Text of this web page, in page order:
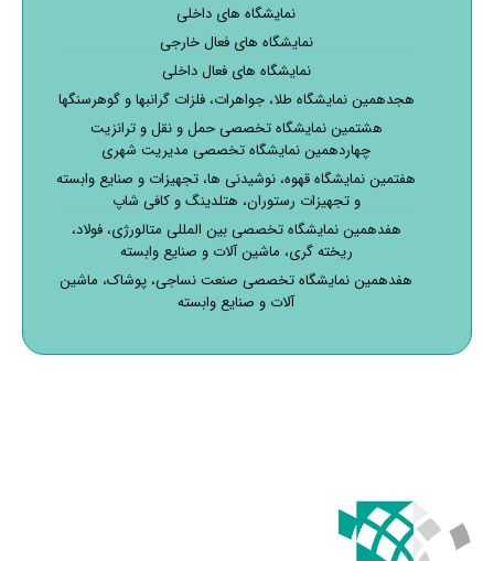
نمایشگاه های داخلی
نمایشگاه های فعال خارجی
نمایشگاه های فعال داخلی
هجدهمین نمایشگاه طلا، جواهرات، فلزات گرانبها و گوهرسنگها
هشتمین نمایشگاه تخصصی حمل و نقل و ترانزیت
چهاردهمین نمایشگاه تخصصی مدیریت شهری
هفتمین نمایشگاه قهوه، نوشیدنی ها، تجهیزات و صنایع وابسته
و تجهیزات رستوران، هتلدینگ و کافی شاپ
هفدهمین نمایشگاه تخصصی بین المللی متالورژی، فولاد،
ریخته گری، ماشین آلات و صنایع وابسته
هفدهمین نمایشگاه تخصصی صنعت نساجی، پوشاک، ماشین
آلات و صنایع وابسته